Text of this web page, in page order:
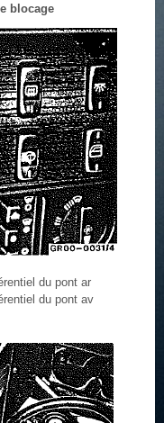
blocage
du pont ar
du pont av